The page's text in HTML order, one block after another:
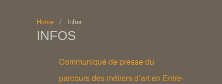
Home / Infos
INFOS
Communiqué de presse du
parcours des métiers d’art en Entre-